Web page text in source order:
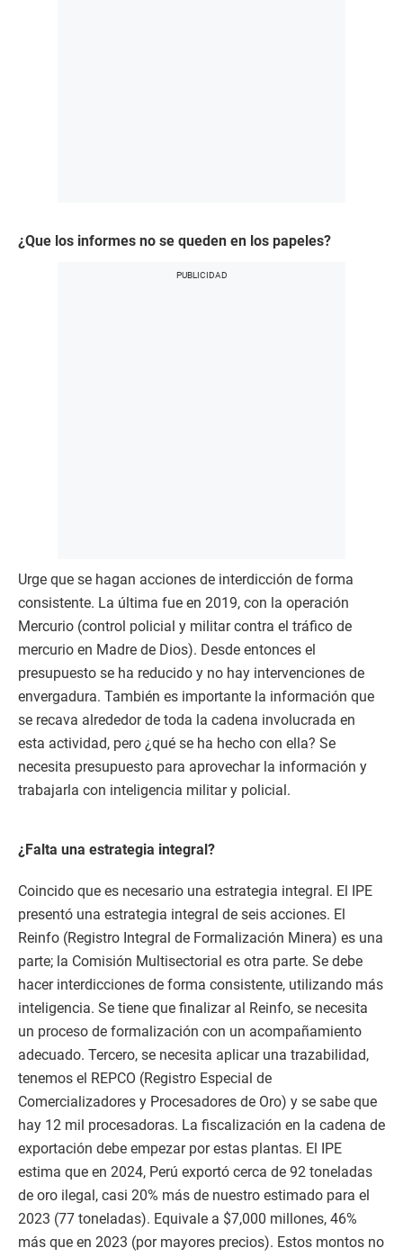
¿Que los informes no se queden en los papeles?
Urge que se hagan acciones de interdicción de forma
consistente. La última fue en 2019, con la operación
Mercurio (control policial y militar contra el tráfico de
mercurio en Madre de Dios). Desde entonces el
presupuesto se ha reducido y no hay intervenciones de
envergadura. También es importante la información que
se recava alrededor de toda la cadena involucrada en
esta actividad, pero ¿qué se ha hecho con ella? Se
necesita presupuesto para aprovechar la información y
trabajarla con inteligencia militar y policial.
¿Falta una estrategia integral?
Coincido que es necesario una estrategia integral. El IPE
presentó una estrategia integral de seis acciones. El
Reinfo (Registro Integral de Formalización Minera) es una
parte; la Comisión Multisectorial es otra parte. Se debe
hacer interdicciones de forma consistente, utilizando más
inteligencia. Se tiene que finalizar al Reinfo, se necesita
un proceso de formalización con un acompañamiento
adecuado. Tercero, se necesita aplicar una trazabilidad,
tenemos el REPCO (Registro Especial de
Comercializadores y Procesadores de Oro) y se sabe que
hay 12 mil procesadoras. La fiscalización en la cadena de
exportación debe empezar por estas plantas. El IPE
estima que en 2024, Perú exportó cerca de 92 toneladas
de oro ilegal, casi 20% más de nuestro estimado para el
2023 (77 toneladas). Equivale a $7,000 millones, 46%
más que en 2023 (por mayores precios). Estos montos no